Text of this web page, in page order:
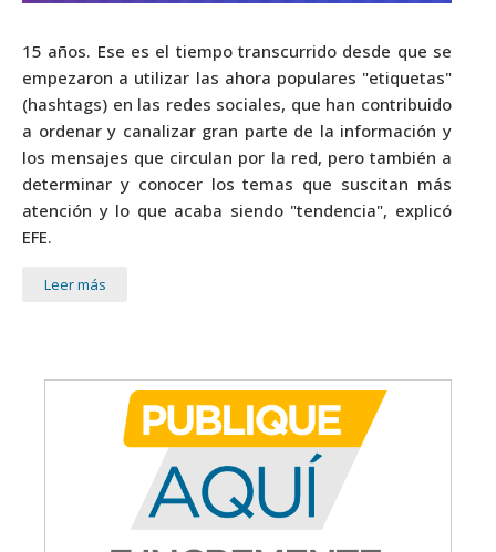
15 años. Ese es el tiempo transcurrido desde que se
empezaron a utilizar las ahora populares "etiquetas"
(hashtags) en las redes sociales, que han contribuido
a ordenar y canalizar gran parte de la información y
los mensajes que circulan por la red, pero también a
determinar y conocer los temas que suscitan más
atención y lo que acaba siendo "tendencia", explicó
EFE.
Leer más